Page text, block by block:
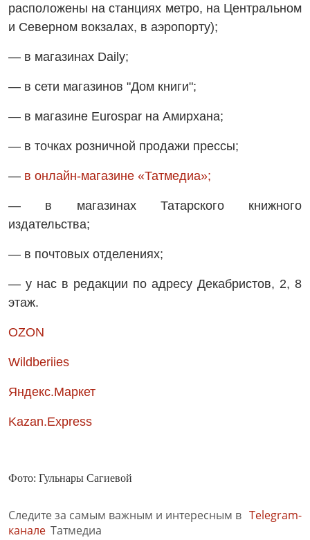
расположены на станциях метро, на Центральном
и Северном вокзалах, в аэропорту);
— в магазинах Daily;
— в сети магазинов "Дом книги";
— в магазине Eurospar на Амирхана;
— в точках розничной продажи прессы;
— в онлайн-магазине «Татмедиа»;
— в магазинах Татарского книжного
издательства;
— в почтовых отделениях;
— у нас в редакции по адресу Декабристов, 2, 8
этаж.
OZON
Wildberiies
Яндекс.Маркет
Kazan.Express
Фото: Гульнары Сагиевой
Следите за самым важным и интересным в Telegram-
канале Татмедиа